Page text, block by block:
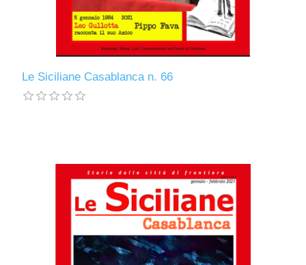
Le Siciliane Casablanca n. 66